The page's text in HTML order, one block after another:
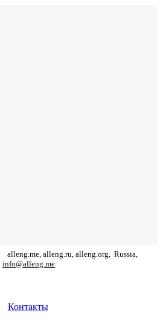
alleng.me, alleng.ru, alleng.org, Russia,
info@alleng.me
Контакты